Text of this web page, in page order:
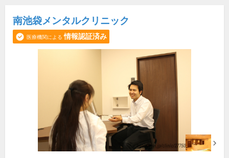
南池袋メンタルクリニック
医療機関による 情報認証済み